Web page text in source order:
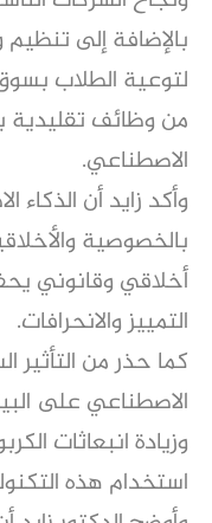
بالإضافة إلى
لتوعية الطلاب
من وظائف تقليدية
الاصطناعي.
وأكد زايد أن
بالخصوصية
أخلاقي وقانوني
التمييز والانحرافات.
كما حذر من التأثير
الاصطناعي على
وزيادة انبعاثات
استخدام هذه